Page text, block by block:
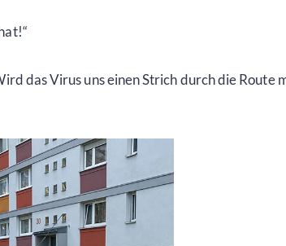
das Virus uns einen Strich durch die Route